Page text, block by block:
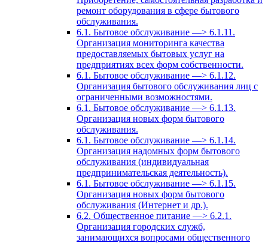
ремонт оборудования в сфере бытового
обслуживания.
6.1. Бытовое обслуживание —> 6.1.11.
Организация мониторинга качества
предоставляемых бытовых услуг на
предприятиях всех форм собственности.
6.1. Бытовое обслуживание —> 6.1.12.
Организация бытового обслуживания лиц с
ограниченными возможностями.
6.1. Бытовое обслуживание —> 6.1.13.
Организация новых форм бытового
обслуживания.
6.1. Бытовое обслуживание —> 6.1.14.
Организация надомных форм бытового
обслуживания (индивидуальная
предпринимательская деятельность).
6.1. Бытовое обслуживание —> 6.1.15.
Организация новых форм бытового
обслуживания (Интернет и др.).
6.2. Общественное питание —> 6.2.1.
Организация городских служб,
занимающихся вопросами общественного